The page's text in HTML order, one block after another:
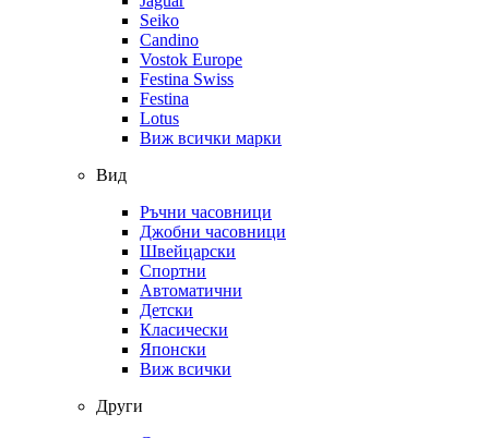
Seiko
Candino
Vostok Europe
Festina Swiss
Festina
Lotus
Виж всички марки
Вид
Ръчни часовници
Джобни часовници
Швейцарски
Спортни
Автоматични
Детски
Класически
Японски
Виж всички
Други